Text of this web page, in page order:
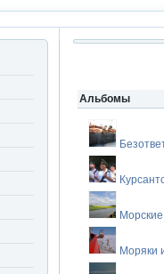
Альбомы
Моряки